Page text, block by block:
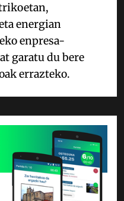
energian
enpresa-
garatu du bere
errazteko.